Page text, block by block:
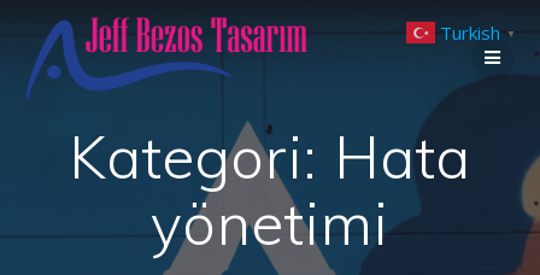
to
Kategori: Hata
yönetimi
Turkish ▼